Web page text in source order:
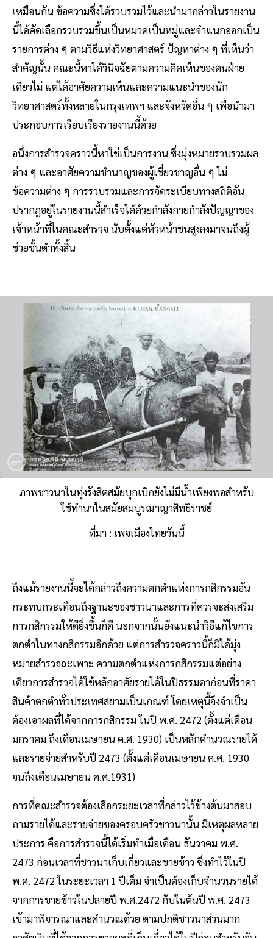
เหมือนกัน ข้อความซึ่งได้รวบรวมไว้และนํามากล่าวในรายงาน
นี้ได้คัดเลือกรวบรวมขึ้นเป็นหมวดเป็นหมู่และจําแนกออกเป็น
รายการต่าง ๆ ตามวิธีแห่งวิทยาศาสตร์ ปัญหาต่าง ๆ ที่เห็นว่า
สําคัญนั้น คณะนี้หาได้วินิจฉัยตามความคิดเห็นของตนฝ่าย
เดียวไม่ แต่ได้อาศัยความเห็นและความแนะนําของนัก
วิทยาศาสตร์ทั้งหลายในกรุงเทพฯ และจังหวัดอื่น ๆ เพื่อนํามา
ประกอบการเรียบเรียงรายงานนี้ด้วย
อนึ่งการสํารวจคราวนี้หาใช่เป็นการงาน ซึ่งมุ่งหมายรวบรวมผล
ต่าง ๆ และอาศัยความชํานาญของผู้เชี่ยวชาญอื่น ๆ ไม่
ข้อความต่าง ๆ การรวบรวมและการจัดระเบียบทางสถิติอัน
ปรากฎอยู่ในรายงานนี้สําเร็จได้ด้วยกําลังกายกําลังปัญญาของ
เจ้าหน้าที่ในคณะสํารวจ นับตั้งแต่หัวหน้าชนสูงลงมาจนถึงผู้
ช่วยชั้นต่ำทั้งสิ้น
ภาพชาวนาในทุ่งรังสิตสมัยบุกเบิกยังไม่มีน้ำเพียงพอสำหรับ
ใช้ทำนาในสมัยสมบูรณาญาสิทธิราชย์
ที่มา : เพจเมืองไทยวันนี้
ถึงแม้รายงานนี้จะได้กล่าวถึงความตกต่ําแห่งการกสิกรรมอัน
กระทบกระเทือนถึงฐานะของชาวนาและการที่ควรจะส่งเสริม
การกสิกรรมให้ดียิ่งขึ้นก็ดี นอกจากนั้นยังแนะนำวิธีแก้ไขการ
ตกต่ำในทางกสิกรรมอีกด้วย แต่การสํารวจคราวนี้ก็มิได้มุ่ง
หมายสํารวจฉะเพาะ ความตกต่ำแห่งการกสิกรรมแต่อย่าง
เดียวการสํารวจได้ใช้หลักอาศัยรายได้ในปีธรรมดาก่อนที่ราคา
สินค้าตกต่ำทั่วประเทศสยามเป็นเกณฑ์ โดยเหตุนี้จึงจําเป็น
ต้องเอาผลที่ได้จากการกสิกรรม ในปี พ.ศ. 2472 (ตั้งแต่เดือน
มกราคม ถึงเดือนเมษายน ค.ศ. 1930) เป็นหลักคํานวณรายได้
และรายจ่ายสําหรับปี 2473 (ตั้งแต่เดือนเมษายน ค.ศ. 1930
จนถึงเดือนเมษายน ค.ศ.1931)
การที่คณะสํารวจต้องเลือกระยะเวลาที่กล่าวไว้ข้างต้นมาสอบ
ถามรายได้และรายจ่ายของครอบครัวชาวนานั้น มีเหตุผลหลาย
ประการ คือการสํารวจนี้ได้เริ่มทําเมื่อเดือน ธันวาคม พ.ศ.
2473 ก่อนเวลาที่ชาวนาเก็บเกี่ยวและขายข้าว ซึ่งทําไว้ในปี
พ.ศ. 2472 ในระยะเวลา 1 ปีเต็ม จําเป็นต้องเก็บจํานวนรายได้
จากการขายข้าวในปลายปี พ.ศ.2472 กับในต้นปี พ.ศ. 2473
เข้ามาพิจารณาและคํานวณด้วย ตามปกติชาวนาส่วนมาก